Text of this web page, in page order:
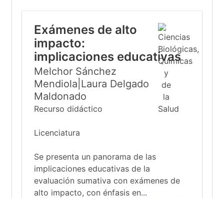
Exámenes de alto
impacto:
implicaciones educativas
Melchor Sánchez
Mendiola|Laura Delgado
Maldonado
Recurso didáctico
Licenciatura
Se presenta un panorama de las
implicaciones educativas de la
evaluación sumativa con exámenes de
alto impacto, con énfasis en...